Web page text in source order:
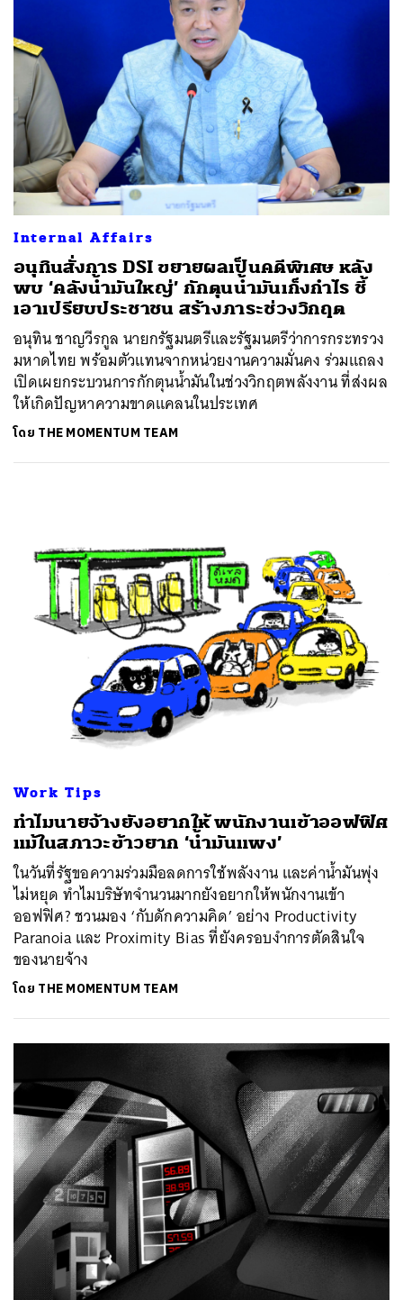
Internal Affairs
อนุทินสั่งการ DSI ขยายผลเป็นคดีพิเศษ หลัง
พบ ‘คลังน้ำมันใหญ่’ กักตุนน้ำมันเก็งกำไร ชี้
เอาเปรียบประชาชน สร้างภาระช่วงวิกฤต
อนุทิน ชาญวีรกูล นายกรัฐมนตรีและรัฐมนตรีว่าการกระทรวง
มหาดไทย พร้อมตัวแทนจากหน่วยงานความมั่นคง ร่วมแถลง
เปิดเผยกระบวนการกักตุนน้ำมันในช่วงวิกฤตพลังงาน ที่ส่งผล
ให้เกิดปัญหาความขาดแคลนในประเทศ
โดย THE MOMENTUM TEAM
Work Tips
ทำไมนายจ้างยังอยากให้ พนักงานเข้าออฟฟิศ
แม้ในสภาวะข้าวยาก ‘น้ำมันแพง’
ในวันที่รัฐขอความร่วมมือลดการใช้พลังงาน และค่าน้ำมันพุ่ง
ไม่หยุด ทำไมบริษัทจำนวนมากยังอยากให้พนักงานเข้า
ออฟฟิศ? ชวนมอง ‘กับดักความคิด’ อย่าง Productivity
Paranoia และ Proximity Bias ที่ยังครอบงำการตัดสินใจ
ของนายจ้าง
โดย THE MOMENTUM TEAM